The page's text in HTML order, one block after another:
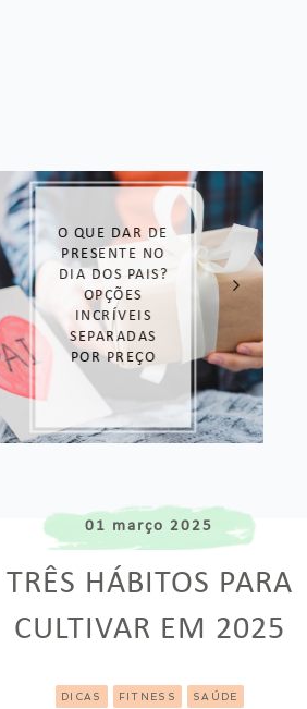
O QUE DAR DE
PRESENTE NO
DIA DOS PAIS?
OPÇÕES
INCRÍVEIS
SEPARADAS
POR PREÇO
01 março 2025
TRÊS HÁBITOS PARA
CULTIVAR EM 2025
DICAS FITNESS SAÚDE